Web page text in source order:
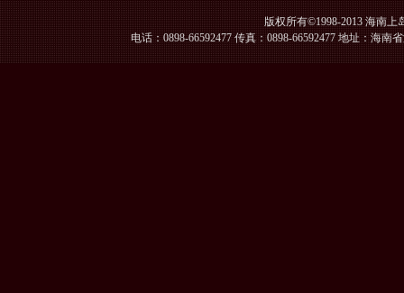
版权所有©1998-2013 海南上
电话：0898-66592477 传真：0898-66592477 地址：海南